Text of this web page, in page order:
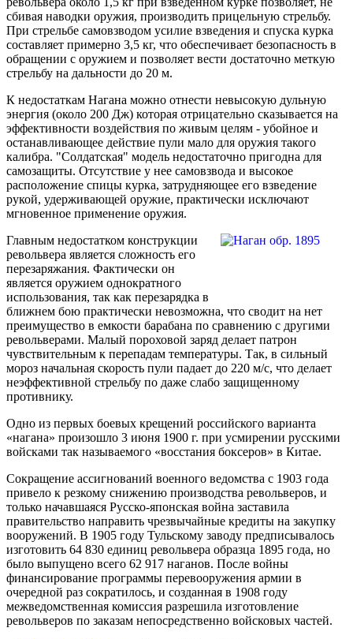
сбивая наводки оружия, производить прицельную стрельбу.
При стрельбе самовзводом усилие взведения и спуска курка
составляет примерно 3,5 кг, что обеспечивает безопасность в
обращении с оружием и позволяет вести достаточно меткую
стрельбу на дальности до 20 м.
К недостаткам Нагана можно отнести невысокую дульную
энергия (около 200 Дж) которая отрицательно сказывается на
эффективности воздействия по живым целям - убойное и
останавливающее действие пули мало для оружия такого
калибра. "Солдатская" модель недостаточно пригодна для
самозащиты. Отсутствие у нее самовзвода и высокое
расположение спицы курка, затрудняющее его взведение
рукой, удерживающей оружие, практически исключают
мгновенное применение оружия.
Главным недостатком конструкции
револьвера является сложность его
перезаряжания. Фактически он
является оружием однократного
использования, так как перезарядка в
ближнем бою практически невозможна, что сводит на нет
преимущество в емкости барабана по сравнению с другими
револьверами. Малый пороховой заряд делает патрон
чувствительным к перепадам температуры. Так, в сильный
мороз начальная скорость пули падает до 220 м/с, что делает
неэффективной стрельбу по даже слабо защищенному
противнику.
Одно из первых боевых крещений российского варианта
«нагана» произошло 3 июня 1900 г. при усмирении русскими
войсками так называемого «восстания боксеров» в Китае.
Сокращение ассигнований военного ведомства с 1903 года
привело к резкому снижению производства револьверов, и
только начавшаяся Русско-японская война заставила
правительство направить чрезвычайные кредиты на закупку
вооружений. В 1905 году Тульскому заводу предписывалось
изготовить 64 830 единиц револьвера образца 1895 года, но
было выпущено всего 62 917 наганов. После войны
финансирование программы перевооружения армии в
очередной раз сократилось, и созданная в 1908 году
межведомственная комиссия разрешила изготовление
револьверов по заказам непосредственно войсковых частей.